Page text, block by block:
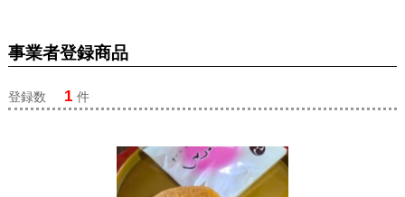
事業者登録商品
登録数 1 件